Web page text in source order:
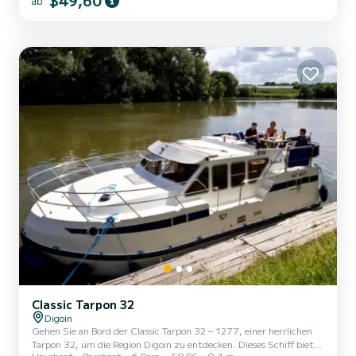
Gesamtlänge von 7 Metern ist es Ihr bester Verbündeter für einen
Mietbedingungen...
Classic Tarpon 32
Digoin
Gehen Sie an Bord der Classic Tarpon 32 – 1277, einer herrlichen
Tarpon 32, um die Region Digoin zu entdecken. Dieses Schiff bietet